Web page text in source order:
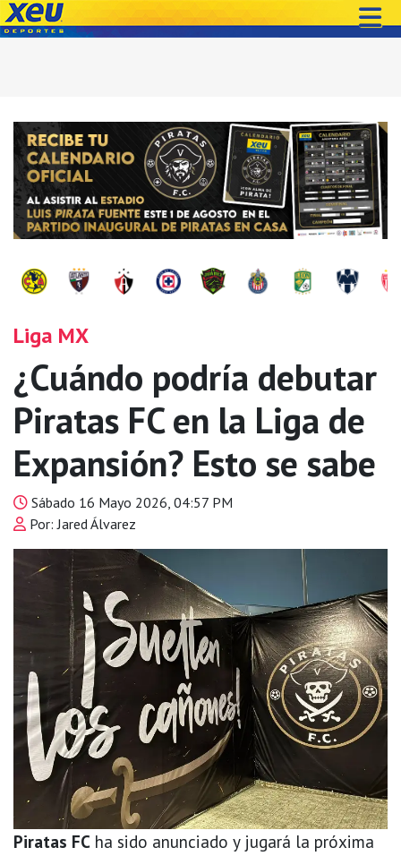
Liga MX
¿Cuándo podría debutar
Piratas FC en la Liga de
Expansión? Esto se sabe
Sábado 16 Mayo 2026, 04:57 PM
Por: Jared Álvarez
Piratas FC ha sido anunciado y jugará la próxima